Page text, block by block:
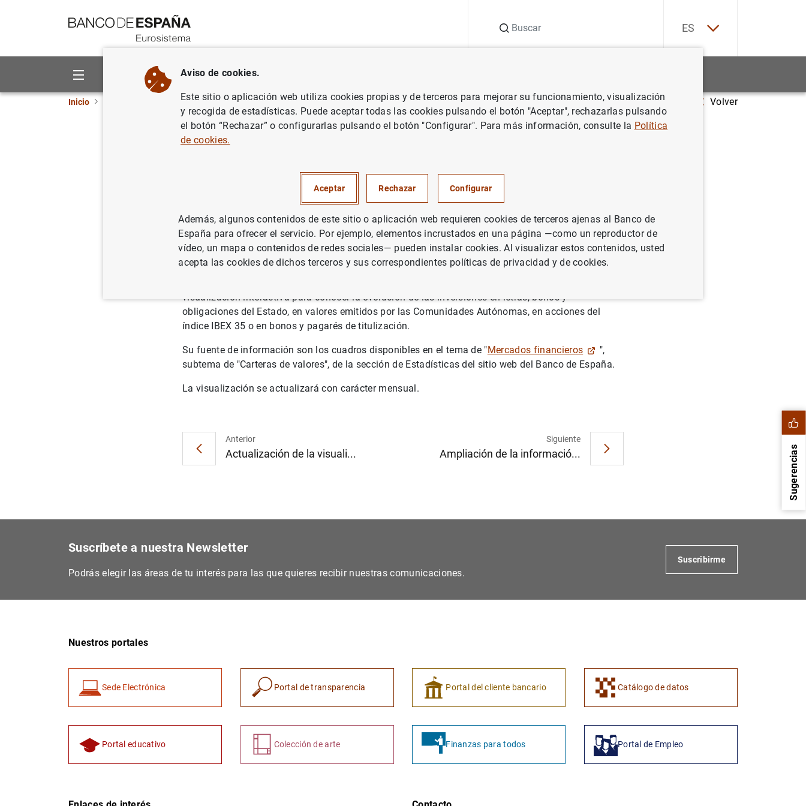
ES
Sobre el Banco Áreas de actuación
Inicio Anuncios BExplora las inversiones de valores en España Volver
BExplora las inversiones de valores en España
Mercados financieros
22/01/2024
visualización interactiva para conocer la evolución de las inversiones en letras, bonos y
obligaciones del Estado, en valores emitidos por las Comunidades Autónomas, en acciones del
índice IBEX 35 o en bonos y pagarés de titulización.
Su fuente de información son los cuadros disponibles en el tema de "Mercados financieros
",
subtema de "Carteras de valores", de la sección de Estadísticas del sitio web del Banco de España.
La visualización se actualizará con carácter mensual.
Anterior
Actualización de la visuali...
Siguiente
Ampliación de la informació... Sugerencias
1 2
Suscríbete a nuestra Newsletter
Podrás elegir las áreas de tu interés para las que quieres recibir nuestras comunicaciones.
Suscribirme
Nuestros portales
Sede Electrónica Portal de transparencia Portal del cliente bancario Catálogo de datos
Portal educativo Colección de arte Finanzas para todos Portal de Empleo
Aviso de cookies.
Este sitio o aplicación web utiliza cookies propias y de terceros para mejorar su funcionamiento, visualización
y recogida de estadísticas. Puede aceptar todas las cookies pulsando el botón "Aceptar", rechazarlas pulsando
el botón “Rechazar” o configurarlas pulsando el botón "Configurar". Para más información, consulte la Política
de cookies.
Aceptar Rechazar Configurar
Además, algunos contenidos de este sitio o aplicación web requieren cookies de terceros ajenas al Banco de
España para ofrecer el servicio. Por ejemplo, elementos incrustados en una página —como un reproductor de
vídeo, un mapa o contenidos de redes sociales— pueden instalar cookies. Al visualizar estos contenidos, usted
acepta las cookies de dichos terceros y sus correspondientes políticas de privacidad y de cookies.